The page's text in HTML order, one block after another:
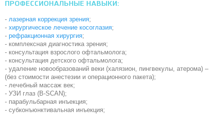
ПРОФЕССИОНАЛЬНЫЕ НАВЫКИ:
- лазерная коррекция зрения;
- хирургическое лечение косоглазия;
- рефракционная хирургия;
- комплексная диагностика зрения;
- консультация взрослого офтальмолога;
- консультация детского офтальмолога;
- удаление новообразований веки (халязион, пингвекулы, атерома) –
(без стоимости анестезии и операционного пакета);
- лечебный массаж век;
- УЗИ глаз (В-SCAN);
- парабульбарная инъекция;
- субконъюнктивальная инъекция;